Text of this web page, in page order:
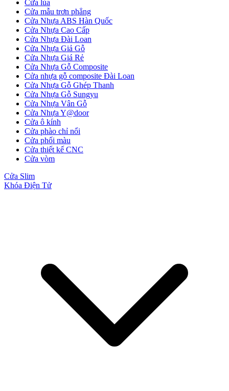
Cửa Gỗ Tự Nhiên
Cửa lùa
Cửa mẫu trơn phẳng
Cửa Nhựa ABS Hàn Quốc
Cửa Nhựa Cao Cấp
Cửa Nhựa Đài Loan
Cửa Nhựa Giả Gỗ
Cửa Nhựa Giá Rẻ
Cửa Nhựa Gỗ Composite
Cửa nhựa gỗ composite Đài Loan
Cửa Nhựa Gỗ Ghép Thanh
Cửa Nhựa Gỗ Sungyu
Cửa Nhựa Vân Gỗ
Cửa Nhựa Y@door
Cửa ô kính
Cửa phào chỉ nổi
Cửa phối màu
Cửa thiết kế CNC
Cửa vòm
Cửa Slim
Khóa Điện Tử